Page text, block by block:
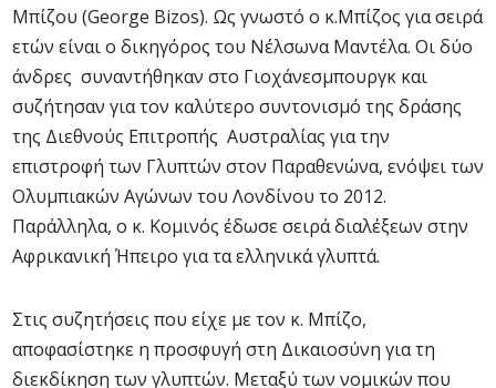
Μπίζου (George Bizos). Ως γνωστό ο κ.Μπίζος για σειρά
ετών είναι ο δικηγόρος του Νέλσωνα Μαντέλα. Οι δύο
άνδρες συναντήθηκαν στο Γιοχάνεσμπουργκ και
συζήτησαν για τον καλύτερο συντονισμό της δράσης
της Διεθνούς Επιτροπής Αυστραλίας για την
επιστροφή των Γλυπτών στον Παραθενώνα, ενόψει των
Ολυμπιακών Αγώνων του Λονδίνου το 2012.
Παράλληλα, ο κ. Κομινός έδωσε σειρά διαλέξεων στην
Αφρικανική Ήπειρο για τα ελληνικά γλυπτά.
Στις συζητήσεις που είχε με τον κ. Μπίζο,
αποφασίστηκε η προσφυγή στη Δικαιοσύνη για τη
διεκδίκηση των γλυπτών. Μεταξύ των νομικών που